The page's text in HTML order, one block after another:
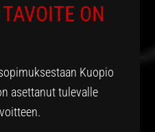
ON
Kuopio
asettanut tulevalle